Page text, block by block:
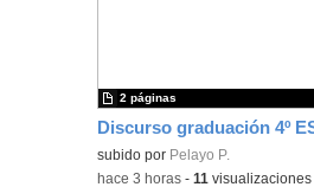
subido por Pelayo P.
2 páginas
-hace 3 horas -11 visualizaciones